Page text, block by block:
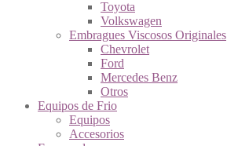
Toyota
Volkswagen
Embragues Viscosos Originales
Chevrolet
Ford
Mercedes Benz
Otros
Equipos de Frio
Equipos
Accesorios